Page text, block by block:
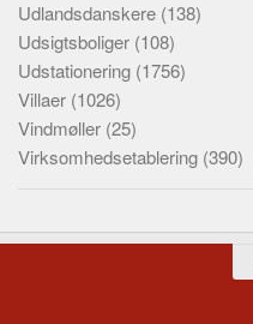
Udlandsdanskere (138)
Udsigtsboliger (108)
Udstationering (1756)
Villaer (1026)
Vindmøller (25)
Virksomhedsetablering (390)